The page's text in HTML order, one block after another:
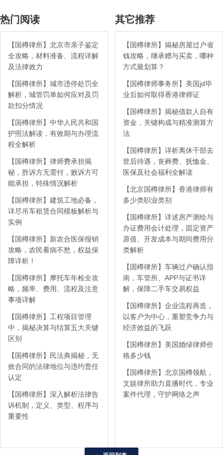
热门阅读
【国樽律所】北京市亲子鉴定
全攻略，材料准备、流程详解
及法律效力
【国樽律所】城市违停处罚全
解析，城管罚单如何应对及罚
款扣分情况
【国樽律所】中华人民共和国
护照法解读，有效期与办理流
程全解析
【国樽律所】律师费承担揭
秘，胜诉方无需付，败诉方可
能承担，特殊情况解析
【国樽律所】建筑工地必备，
详尽吊车租赁合同模板解析与
实例
【国樽律所】新农合医保报销
攻略，农民看病不愁，权益保
障详析！
【国樽律所】摩托车年检全攻
略，频率、费用、流程及注意
事项详解
【国樽律所】工程项目管理
中，揭秘决算与结算五大关键
区别
【国樽律所】民法典揭秘，无
效合同的法律地位与违约责任
认定
【国樽律所】深入解析法律告
诉机制，定义、类型、程序与
重要性
其它推荐
【国樽律所】揭秘房屋过户省
钱攻略，继承赠与买卖，哪种
方式最划算？
【国樽律师事务所】美国jd毕
业后如何取得香港律师证
【国樽律所】揭秘借款人自有
资金，关键构成与精准测算方
法
【国樽律所】详析离休干部去
世后待遇，丧葬费、抚恤金、
医保及社会福利全解读
【北京国樽律所】香港律师有
多少类职业类别
【国樽律所】详述房产测绘与
办证费用会计处理，固定资产
原值、开发成本与期间费用分
类解析
【国樽律所】车辆过户确认指
南，车管所、APP与证书详
解，保障二手车交易权益
【国樽律所】企业流程再造，
以客户为中心，重塑竞争力与
经济效益的飞跃
【国樽律所】美国婚绿律师价
格多少钱
【国樽律所】北京国樽领航，
文娱律所助力直播时代，专业
案件代理，守护网络之声